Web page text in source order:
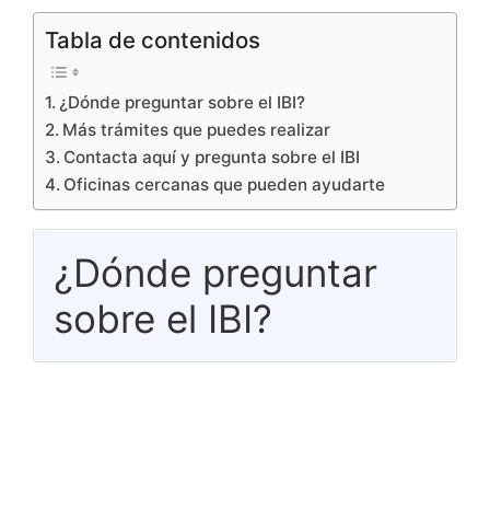
Tabla de contenidos
¿Dónde preguntar sobre el IBI?
Más trámites que puedes realizar
Contacta aquí y pregunta sobre el IBI
Oficinas cercanas que pueden ayudarte
¿Dónde preguntar
sobre el IBI?